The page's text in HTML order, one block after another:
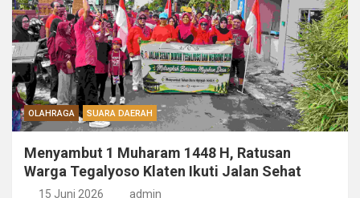
OLAHRAGA SUARA DAERAH
Menyambut 1 Muharam 1448 H, Ratusan
Warga Tegalyoso Klaten Ikuti Jalan Sehat
15 Juni 2026 admin